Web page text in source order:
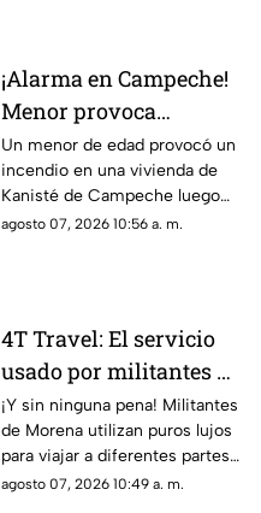
¡Alarma en Campeche!
Menor provoca
INCENDIO en su
vivienda por jugar con
cerillos (+Video)
Un menor de edad provocó un
incendio en una vivienda de
Kanisté de Campeche luego
de que jugara con unos
agosto 07, 2026 10:56 a. m.
4T Travel: El servicio
usado por militantes de
Morena para viajar con
lujos
¡Y sin ninguna pena! Militantes
de Morena utilizan puros lujos
para viajar a diferentes partes
del mundo mientras profesan
agosto 07, 2026 10:49 a. m.